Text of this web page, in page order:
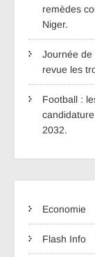
remèdes
Niger.
Journée de
revue les
Football :
2032.
Economie
Flash Info